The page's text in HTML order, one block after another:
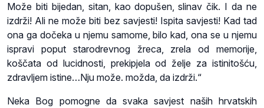
Može biti bijedan, sitan, kao dopušen, slinav čik. I da ne
izdrži! Ali ne može biti bez savjesti! Ispita savjesti! Kad tad
ona ga dočeka u njemu samome, bilo kad, ona se u njemu
ispravi poput starodrevnog žreca, zrela od memorije,
koščata od lucidnosti, prekipjela od želje za istinitošću,
zdravljem istine…Nju može. možda, da izdrži.“
Neka Bog pomogne da svaka savjest naših hrvatskih